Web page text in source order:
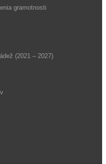
gramotnosti
(2021 – 2027)